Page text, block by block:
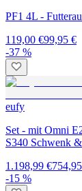
PF1 4L -
119,00 €99,95 €
-37 %
eufy
Set - mit Omni
S340 Schwenk
1.198,99 €
-15 %